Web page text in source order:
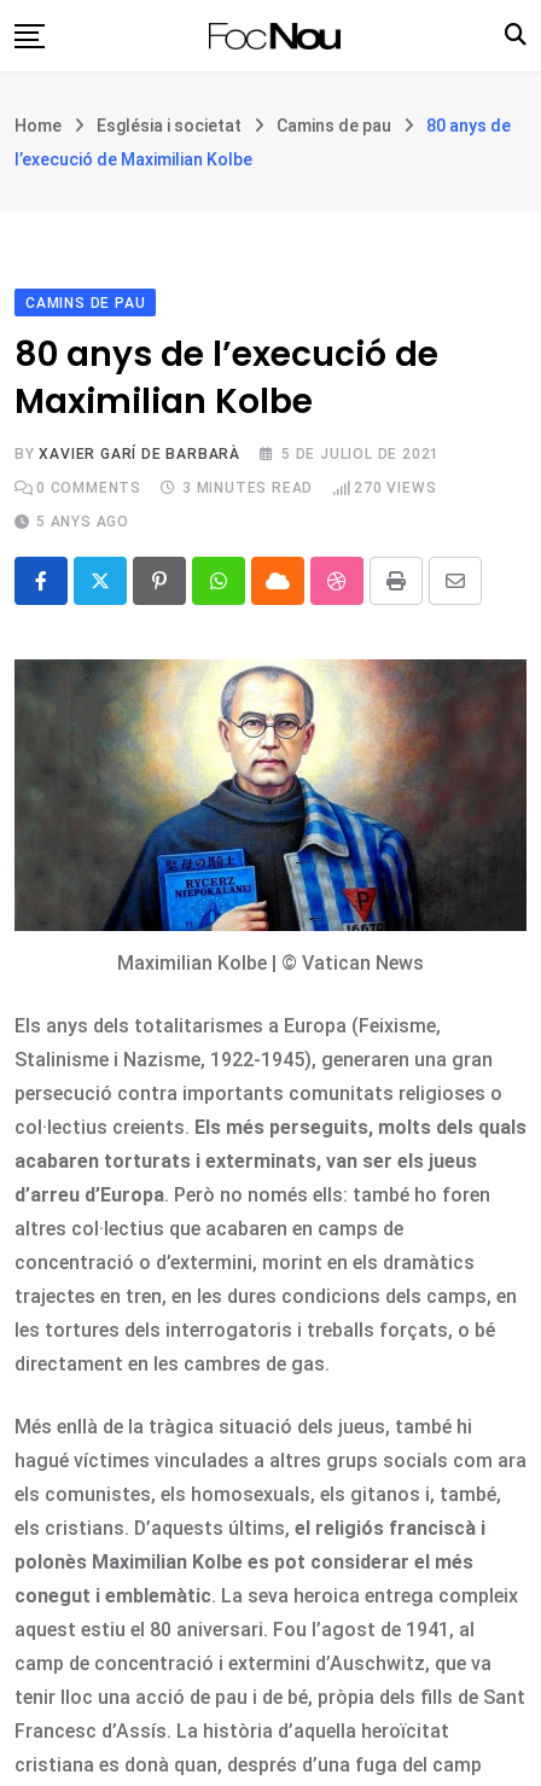
to
Filosofia i teologia
Botiga
Home Església i societat Camins de pau
80 anys de
l’execució de Maximilian Kolbe
CAMINS DE PAU
80 anys de l’execució de
Maximilian Kolbe
BYXAVIER GARÍ DE BARBARÀ
5 DE JULIOL DE 2021
0 COMMENTS 3 MINUTES READ 270 VIEWS
5 ANYS AGO
PinterestWhatsappCloud StumbleUpon
Print
Share
Email
Maximilian Kolbe | © Vatican News
Els anys dels totalitarismes a Europa (Feixisme,
Stalinisme i Nazisme, 1922-1945), generaren una gran
persecució contra importants comunitats religioses o
col·lectius creients. Els més perseguits, molts dels quals
acabaren torturats i exterminats, van ser els jueus
d’arreu d’Europa. Però no només ells: també ho foren
altres col·lectius que acabaren en camps de
concentració o d’extermini, morint en els dramàtics
trajectes en tren, en les dures condicions dels camps, en
les tortures dels interrogatoris i treballs forçats, o bé
directament en les cambres de gas.
Més enllà de la tràgica situació dels jueus, també hi
hagué víctimes vinculades a altres grups socials com ara
els comunistes, els homosexuals, els gitanos i, també,
els cristians. D’aquests últims, el religiós franciscà i
polonès Maximilian Kolbe es pot considerar el més
conegut i emblemàtic. La seva heroica entrega compleix
aquest estiu el 80 aniversari. Fou l’agost de 1941, al
camp de concentració i extermini d’Auschwitz, que va
tenir lloc una acció de pau i de bé, pròpia dels fills de Sant
Francesc d’Assís. La història d’aquella heroïcitat
cristiana es donà quan, després d’una fuga del camp